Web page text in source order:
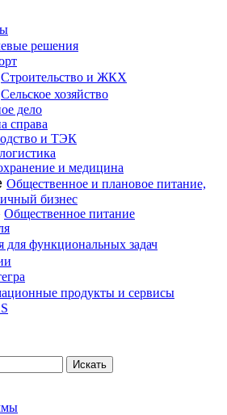
решения
Строительство и ЖКХ
Сельское хозяйство
дело
справа
и ТЭК
и медицина
Общественное и плановое питание,
бизнес
Общественное питание
для функциональных задач
продукты и сервисы